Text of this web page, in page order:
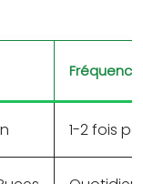
Fréquence
1-2 fois